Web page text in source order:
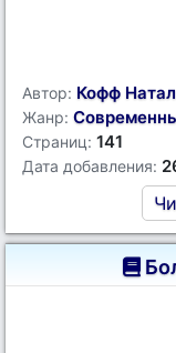
Автор: Кофф
Жанр:
Страниц: 141
Дата добавления: